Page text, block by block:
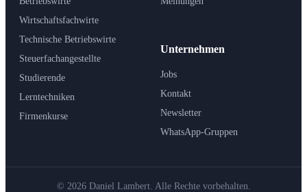
Wirtschaftsfachwirte
Technische Betriebswirte
Steuerfachangestellte
Studierende
Lerntechniken
Firmenkurse
Unternehmen
Jobs
Kontakt
Newsletter
WhatsApp-Gruppen
© 2026 Daniel Lambert. Alle Rechte vorbehalten.